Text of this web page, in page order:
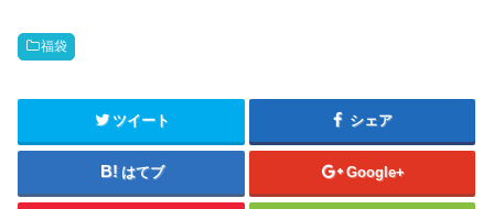
福袋
ツイート シェア
はてブ Google+